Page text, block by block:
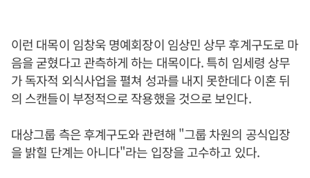
이런 대목이 임창욱 명예회장이 임상민 상무 후계구도로 마
음을 굳혔다고 관측하게 하는 대목이다. 특히 임세령 상무
가 독자적 외식사업을 펼쳐 성과를 내지 못한데다 이혼 뒤
의 스캔들이 부정적으로 작용했을 것으로 보인다.
대상그룹 측은 후계구도와 관련해 "그룹 차원의 공식입장
을 밝힐 단계는 아니다"라는 입장을 고수하고 있다.